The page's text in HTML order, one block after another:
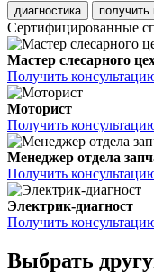
диагностика получить
Сертифицированные
Мастер слесарного
Получить
Моторист
Получить
Менеджер отдела
Получить
Электрик-диагност
Получить
Выбрать